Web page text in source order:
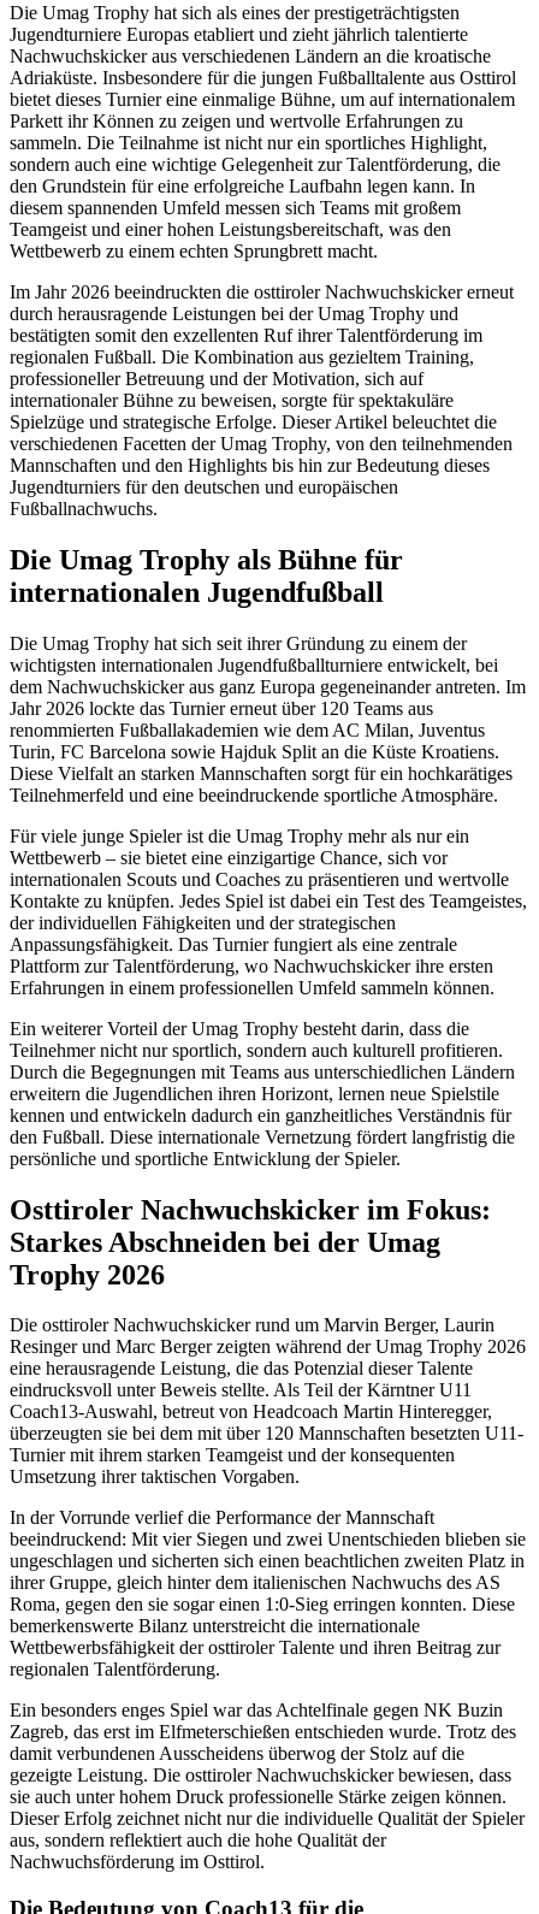
Die Umag Trophy hat sich als eines der prestigeträchtigsten
Jugendturniere Europas etabliert und zieht jährlich talentierte
Nachwuchskicker aus verschiedenen Ländern an die kroatische
Adriaküste. Insbesondere für die jungen Fußballtalente aus Osttirol
bietet dieses Turnier eine einmalige Bühne, um auf internationalem
Parkett ihr Können zu zeigen und wertvolle Erfahrungen zu
sammeln. Die Teilnahme ist nicht nur ein sportliches Highlight,
sondern auch eine wichtige Gelegenheit zur Talentförderung, die
den Grundstein für eine erfolgreiche Laufbahn legen kann. In
diesem spannenden Umfeld messen sich Teams mit großem
Teamgeist und einer hohen Leistungsbereitschaft, was den
Wettbewerb zu einem echten Sprungbrett macht.
Im Jahr 2026 beeindruckten die osttiroler Nachwuchskicker erneut
durch herausragende Leistungen bei der Umag Trophy und
bestätigten somit den exzellenten Ruf ihrer Talentförderung im
regionalen Fußball. Die Kombination aus gezieltem Training,
professioneller Betreuung und der Motivation, sich auf
internationaler Bühne zu beweisen, sorgte für spektakuläre
Spielzüge und strategische Erfolge. Dieser Artikel beleuchtet die
verschiedenen Facetten der Umag Trophy, von den teilnehmenden
Mannschaften und den Highlights bis hin zur Bedeutung dieses
Jugendturniers für den deutschen und europäischen
Fußballnachwuchs.
Die Umag Trophy als Bühne für
internationalen Jugendfußball
Die Umag Trophy hat sich seit ihrer Gründung zu einem der
wichtigsten internationalen Jugendfußballturniere entwickelt, bei
dem Nachwuchskicker aus ganz Europa gegeneinander antreten. Im
Jahr 2026 lockte das Turnier erneut über 120 Teams aus
renommierten Fußballakademien wie dem AC Milan, Juventus
Turin, FC Barcelona sowie Hajduk Split an die Küste Kroatiens.
Diese Vielfalt an starken Mannschaften sorgt für ein hochkarätiges
Teilnehmerfeld und eine beeindruckende sportliche Atmosphäre.
Für viele junge Spieler ist die Umag Trophy mehr als nur ein
Wettbewerb – sie bietet eine einzigartige Chance, sich vor
internationalen Scouts und Coaches zu präsentieren und wertvolle
Kontakte zu knüpfen. Jedes Spiel ist dabei ein Test des Teamgeistes,
der individuellen Fähigkeiten und der strategischen
Anpassungsfähigkeit. Das Turnier fungiert als eine zentrale
Plattform zur Talentförderung, wo Nachwuchskicker ihre ersten
Erfahrungen in einem professionellen Umfeld sammeln können.
Ein weiterer Vorteil der Umag Trophy besteht darin, dass die
Teilnehmer nicht nur sportlich, sondern auch kulturell profitieren.
Durch die Begegnungen mit Teams aus unterschiedlichen Ländern
erweitern die Jugendlichen ihren Horizont, lernen neue Spielstile
kennen und entwickeln dadurch ein ganzheitliches Verständnis für
den Fußball. Diese internationale Vernetzung fördert langfristig die
persönliche und sportliche Entwicklung der Spieler.
Osttiroler Nachwuchskicker im Fokus:
Starkes Abschneiden bei der Umag
Trophy 2026
Die osttiroler Nachwuchskicker rund um Marvin Berger, Laurin
Resinger und Marc Berger zeigten während der Umag Trophy 2026
eine herausragende Leistung, die das Potenzial dieser Talente
eindrucksvoll unter Beweis stellte. Als Teil der Kärntner U11
Coach13-Auswahl, betreut von Headcoach Martin Hinteregger,
überzeugten sie bei dem mit über 120 Mannschaften besetzten U11-
Turnier mit ihrem starken Teamgeist und der konsequenten
Umsetzung ihrer taktischen Vorgaben.
In der Vorrunde verlief die Performance der Mannschaft
beeindruckend: Mit vier Siegen und zwei Unentschieden blieben sie
ungeschlagen und sicherten sich einen beachtlichen zweiten Platz in
ihrer Gruppe, gleich hinter dem italienischen Nachwuchs des AS
Roma, gegen den sie sogar einen 1:0-Sieg erringen konnten. Diese
bemerkenswerte Bilanz unterstreicht die internationale
Wettbewerbsfähigkeit der osttiroler Talente und ihren Beitrag zur
regionalen Talentförderung.
Ein besonders enges Spiel war das Achtelfinale gegen NK Buzin
Zagreb, das erst im Elfmeterschießen entschieden wurde. Trotz des
damit verbundenen Ausscheidens überwog der Stolz auf die
gezeigte Leistung. Die osttiroler Nachwuchskicker bewiesen, dass
sie auch unter hohem Druck professionelle Stärke zeigen können.
Dieser Erfolg zeichnet nicht nur die individuelle Qualität der Spieler
aus, sondern reflektiert auch die hohe Qualität der
Nachwuchsförderung im Osttirol.
Die Bedeutung von Coach13 für die